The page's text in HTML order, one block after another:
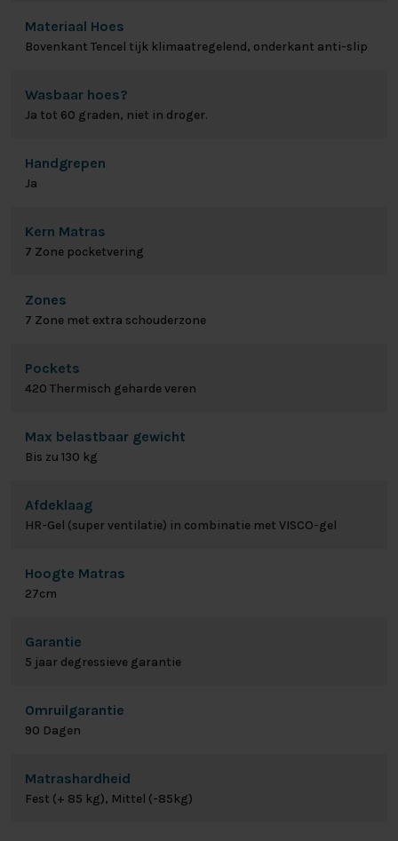
Materiaal Hoes
Bovenkant Tencel tijk klimaatregelend, onderkant anti-slip
Wasbaar hoes?
Ja tot 60 graden, niet in droger.
Handgrepen
Ja
Kern Matras
7 Zone pocketvering
Zones
7 Zone met extra schouderzone
Pockets
420 Thermisch geharde veren
Max belastbaar gewicht
Bis zu 130 kg
Afdeklaag
HR-Gel (super ventilatie) in combinatie met VISCO-gel
Hoogte Matras
27cm
Garantie
5 jaar degressieve garantie
Omruilgarantie
90 Dagen
Matrashardheid
Fest (+ 85 kg), Mittel (-85kg)